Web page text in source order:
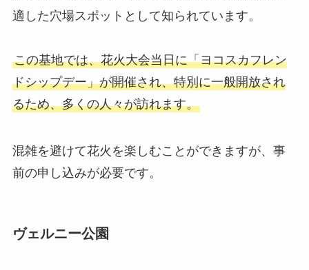
適した穴場スポットとして知られています。
この基地では、花火大会当日に「ヨコスカフレン
ドシップデー」が開催され、特別に一般開放され
るため、多くの人々が訪れます。
混雑を避けて花火を楽しむことができますが、事
前の申し込みが必要です。
ヴェルニー公園